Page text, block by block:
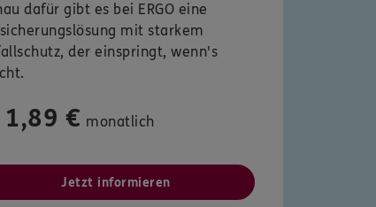
dafür gibt es bei ERGO eine
mit starkem
der einspringt, wenn's
1,89 € monatlich
Jetzt informieren